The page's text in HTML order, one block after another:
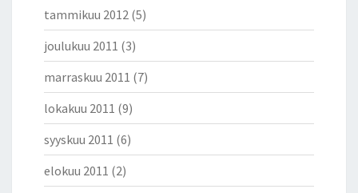
tammikuu 2012 (5)
joulukuu 2011 (3)
marraskuu 2011 (7)
lokakuu 2011 (9)
syyskuu 2011 (6)
elokuu 2011 (2)